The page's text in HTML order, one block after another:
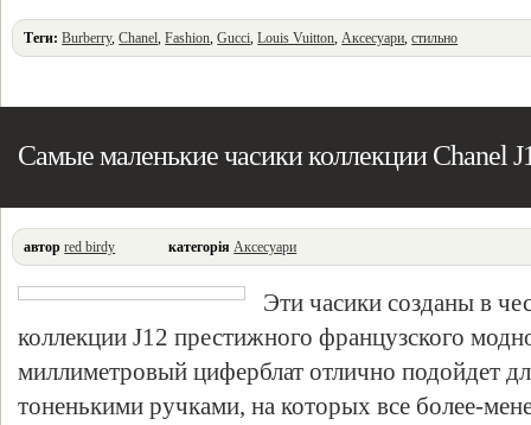
Теги: Burberry,Chanel,Fashion,Gucci,Louis Vuitton,Аксесуари,стильно
Самые маленькие часики коллекции Chanel
автор red birdy категорія Аксесуари
Эти часики созданы в
коллекции J12 престижного французского
миллиметровый циферблат отлично подойдет
тоненькими ручками, на которых все более-